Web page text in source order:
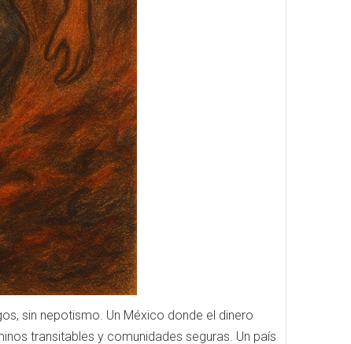
sin nepotismo. Un México donde el dinero
transitables y comunidades seguras. Un país